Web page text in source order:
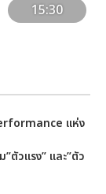
15:30
แห่ง
ตัวแรง” และ”ตัว